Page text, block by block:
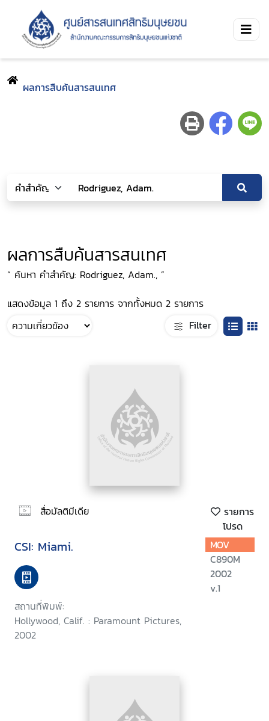
ผลการสืบค้นสารสนเทศ
ผลการสืบค้นสารสนเทศ
“ ค้นหา คำสำคัญ: Rodriguez, Adam., ”
แสดงข้อมูล 1 ถึง 2 รายการ จากทั้งหมด 2 รายการ
Filter
สื่อมัลติมีเดีย
รายการ
โปรด
CSI: Miami.
สถานที่พิมพ์:
Hollywood, Calif. : Paramount Pictures,
2002
MOV
C890M
2002
v.1